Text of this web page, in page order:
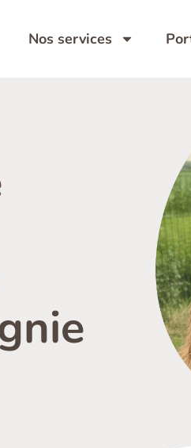
Nos services